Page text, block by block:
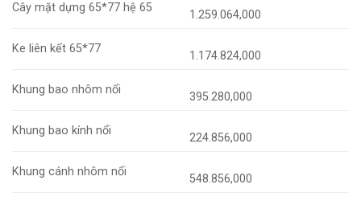
Cây mặt dựng 65*77 hệ 65
1.259.064,000
Ke liên kết 65*77
1.174.824,000
Khung bao nhôm nổi
395.280,000
Khung bao kính nổi
224.856,000
Khung cánh nhôm nổi
548.856,000